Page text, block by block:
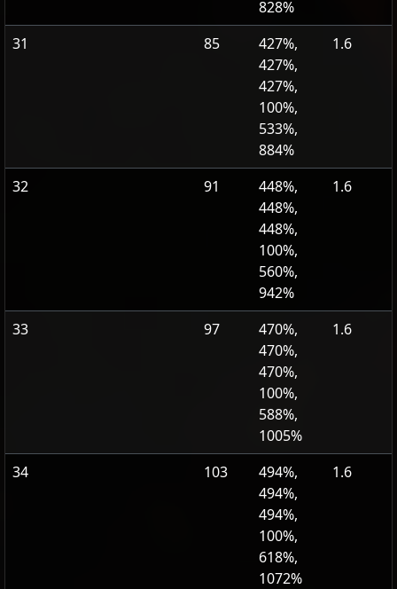
828%
31 85
427%,
427%,
427%,
100%,
533%,
884%
1.6
32 91
448%,
448%,
448%,
100%,
560%,
942%
1.6
33 97
470%,
470%,
470%,
100%,
588%,
1005%
1.6
34 103
494%,
494%,
494%,
100%,
618%,
1072%
1.6